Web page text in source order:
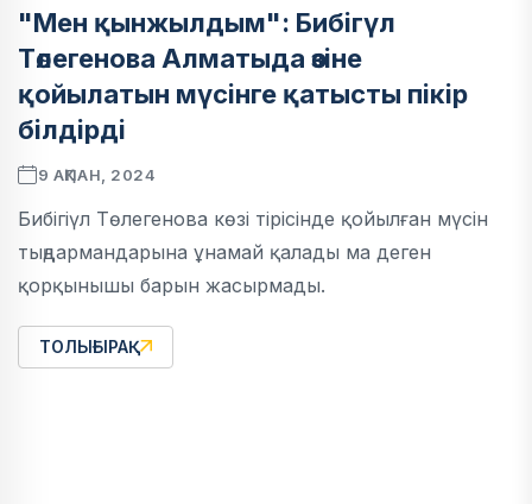
"Мен қынжылдым": Бибігүл
Төлегенова Алматыда өзіне
қойылатын мүсінге қатысты пікір
білдірді
9 АҚПАН, 2024
Бибігіүл Төлегенова көзі тірісінде қойылған мүсін
тыңдармандарына ұнамай қалады ма деген
қорқынышы барын жасырмады.
ТОЛЫҒЫРАҚ